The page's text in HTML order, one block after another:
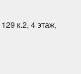
к.2, 4 этаж,